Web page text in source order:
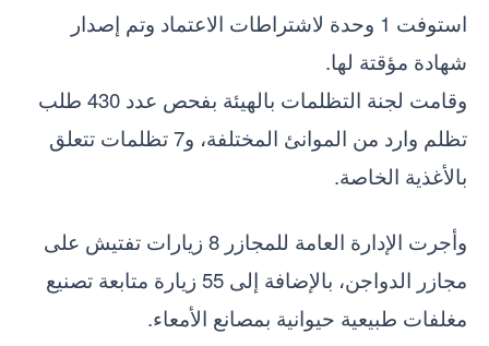
استوفت 1 وحدة لاشتراطات الاعتماد وتم إصدار
شهادة مؤقتة لها.
وقامت لجنة التظلمات بالهيئة بفحص عدد 430 طلب
تظلم وارد من الموانئ المختلفة، و7 تظلمات تتعلق
بالأغذية الخاصة.
وأجرت الإدارة العامة للمجازر 8 زيارات تفتيش على
مجازر الدواجن، بالإضافة إلى 55 زيارة متابعة تصنيع
مغلفات طبيعية حيوانية بمصانع الأمعاء.